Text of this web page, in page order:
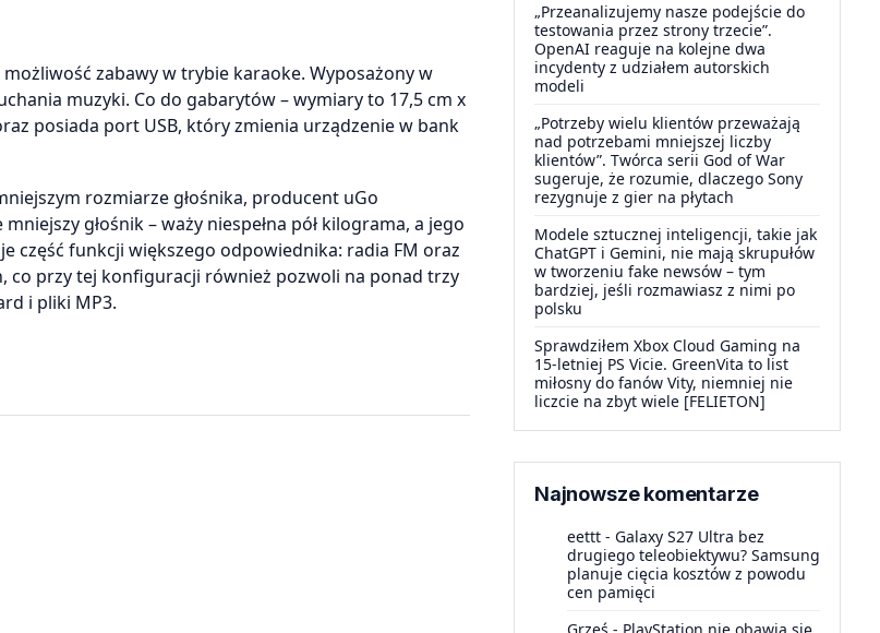
zabawy w trybie karaoke. Wyposażony w
muzyki. Co do gabarytów – wymiary to 17,5 cm x
posiada port USB, który zmienia urządzenie w bank
rozmiarze głośnika, producent uGo
głośnik – waży niespełna pół kilograma, a jego
część funkcji większego odpowiednika: radia FM oraz
co przy tej konfiguracji również pozwoli na ponad trzy
i pliki MP3.
„Przeanalizujemy nasze podejście do
testowania przez strony trzecie”.
OpenAI reaguje na kolejne dwa
incydenty z udziałem autorskich
modeli
„Potrzeby wielu klientów przeważają
nad potrzebami mniejszej liczby
klientów”. Twórca serii God of War
sugeruje, że rozumie, dlaczego Sony
rezygnuje z gier na płytach
Modele sztucznej inteligencji, takie jak
ChatGPT i Gemini, nie mają skrupułów
w tworzeniu fake newsów – tym
bardziej, jeśli rozmawiasz z nimi po
polsku
Sprawdziłem Xbox Cloud Gaming na
15-letniej PS Vicie. GreenVita to list
miłosny do fanów Vity, niemniej nie
liczcie na zbyt wiele [FELIETON]
Najnowsze komentarze
eettt - Galaxy S27 Ultra bez
drugiego teleobiektywu? Samsung
planuje cięcia kosztów z powodu
cen pamięci